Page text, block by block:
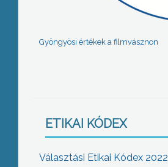
Gyöngyösi értékek a filmvásznon
ETIKAI KÓDEX
Választási Etikai Kódex 2022